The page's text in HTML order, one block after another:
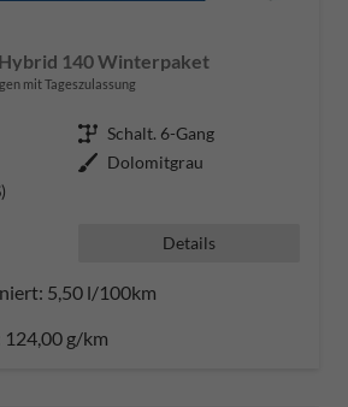
140 Winterpaket
mit Tageszulassung
Getriebe Schalt. 6-Gang
Außenfarbe Dolomitgrau
Details
5,50 l/100km
124,00 g/km